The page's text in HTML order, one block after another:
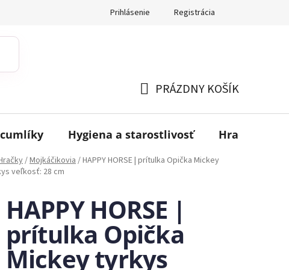
Prihlásenie Registrácia
KOŠÍK
PRÁZDNY KOŠÍK
Hygiena a starostlivosť Hračky
/Mojkáčikovia/HAPPY HORSE | prítulka Opička Mickey
veľkosť: 28 cm
HAPPY HORSE |
prítulka Opička
Mickey tyrkys